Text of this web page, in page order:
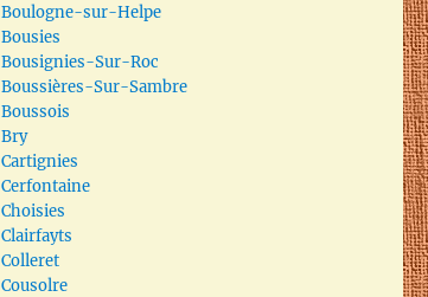
Boulogne-sur-Helpe
Bousies
Bousignies-Sur-Roc
Boussières-Sur-Sambre
Boussois
Bry
Cartignies
Cerfontaine
Choisies
Clairfayts
Colleret
Cousolre